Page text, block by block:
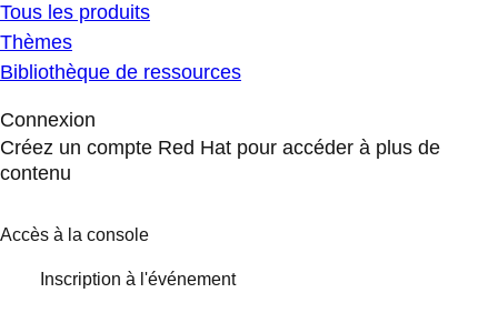
Tous les produits
Thèmes
Bibliothèque de ressources
Connexion
Créez un compte Red Hat pour accéder à plus de
contenu
Accès à la console
Inscription à l'événement